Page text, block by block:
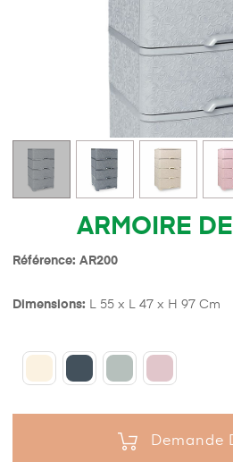
ARMOIRE
Référence: AR200
Dimensions: L 55 x L 47 x H 97 Cm
Demande